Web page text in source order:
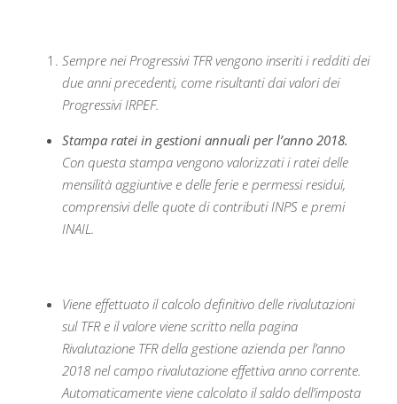
Sempre nei Progressivi TFR vengono inseriti i redditi dei
due anni precedenti, come risultanti dai valori dei
Progressivi IRPEF.
Stampa ratei in gestioni annuali per l’anno 2018.
Con questa stampa vengono valorizzati i ratei delle
mensilità aggiuntive e delle ferie e permessi residui,
comprensivi delle quote di contributi INPS e premi
INAIL.
Viene effettuato il calcolo definitivo delle rivalutazioni
sul TFR e il valore viene scritto nella pagina
Rivalutazione TFR della gestione azienda per l’anno
2018 nel campo rivalutazione effettiva anno corrente.
Automaticamente viene calcolato il saldo dell’imposta